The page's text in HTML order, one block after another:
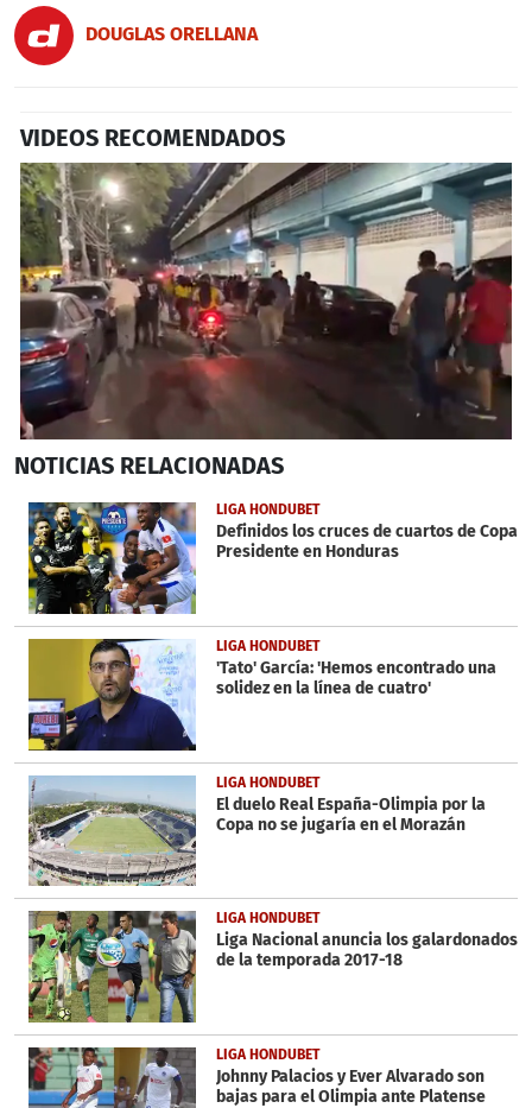
DOUGLAS ORELLANA
VIDEOS RECOMENDADOS
seconds
8
minutes,
20
seconds
NOTICIAS RELACIONADAS
LIGA HONDUBET
Definidos los cruces de cuartos de Copa
Presidente en Honduras
LIGA HONDUBET
'Tato' García: 'Hemos encontrado una
solidez en la línea de cuatro'
LIGA HONDUBET
El duelo Real España-Olimpia por la
Copa no se jugaría en el Morazán
LIGA HONDUBET
Liga Nacional anuncia los galardonados
de la temporada 2017-18
LIGA HONDUBET
Johnny Palacios y Ever Alvarado son
bajas para el Olimpia ante Platense